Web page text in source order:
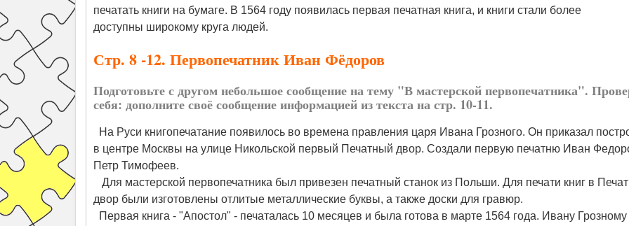
печатать книги на бумаге. В 1564 году появилась первая печатная книга, и книги стали более
доступны широкому круга людей.
Стр. 8 -12. Первопечатник Иван Фёдоров
Подготовьте с другом небольшое сообщение на тему "В мастерской первопечатника".
себя: дополните своё сообщение информацией из текста на стр. 10-11.
На Руси книгопечатание появилось во времена правления царя Ивана Грозного. Он приказал
в центре Москвы на улице Никольской первый Печатный двор. Создали первую печатню Иван
Петр Тимофеев.
Для мастерской первопечатника был привезен печатный станок из Польши. Для печати книг в
двор были изготовлены отлитые металлические буквы, а также доски для гравюр.
Первая книга - "Апостол" - печаталась 10 месяцев и была готова в марте 1564 года. Ивану Грозному